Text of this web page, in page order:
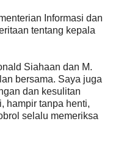
Informasi dan
tentang kepala
Siahaan dan M.
bersama. Saya juga
dan kesulitan
hampir tanpa henti,
selalu memeriksa